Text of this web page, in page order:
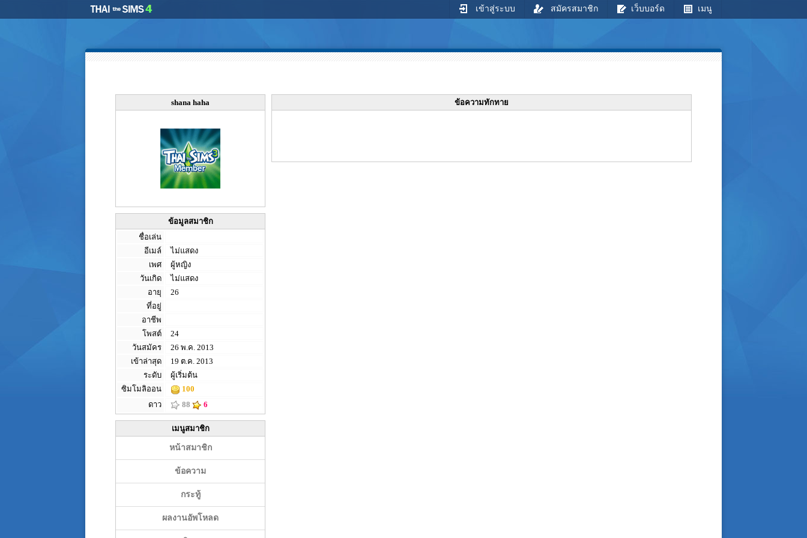
เข้าสู่ระบบ สมัครสมาชิก เว็บบอร์ด เมนู
shana haha
ข้อมูลสมาชิก
ชื่อเล่น
อีเมล์
ไม่แสดง
เพศ
ผู้หญิง
วันเกิด
ไม่แสดง
อายุ
26
ที่อยู่
อาชีพ
โพสต์
24
วันสมัคร
26 พ.ค. 2013
เข้าล่าสุด
19 ต.ค. 2013
ระดับ
ผู้เริ่มต้น
ซิมโมลิออน
100
ดาว
88 6
เมนูสมาชิก
หน้าสมาชิก
ข้อความ
กระทู้
ผลงานอัพโหลด
ข้อความทักทาย